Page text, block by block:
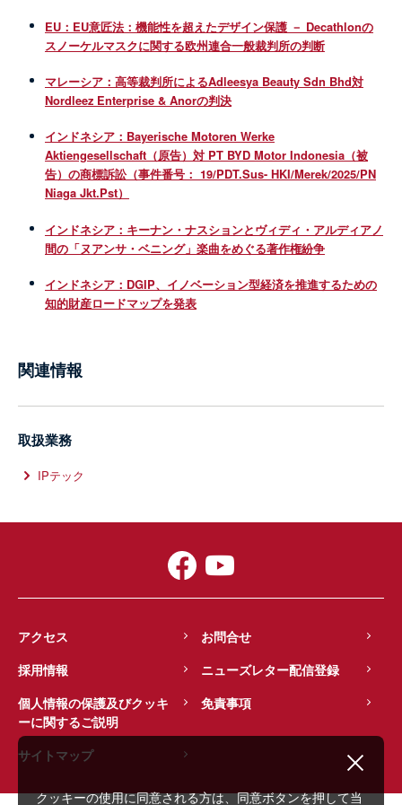
EU：EU意匠法：機能性を超えたデザイン保護 － Decathlonの
スノーケルマスクに関する欧州連合一般裁判所の判断
マレーシア：高等裁判所によるAdleesya Beauty Sdn Bhd対
Nordleez Enterprise & Anorの判決
インドネシア：Bayerische Motoren Werke
Aktiengesellschaft（原告）対 PT BYD Motor Indonesia（被
告）の商標訴訟（事件番号： 19/PDT.Sus- HKI/Merek/2025/PN
Niaga Jkt.Pst）
インドネシア：キーナン・ナスションとヴィディ・アルディアノ
間の「ヌアンサ・ベニング」楽曲をめぐる著作権紛争
インドネシア：DGIP、イノベーション型経済を推進するための
知的財産ロードマップを発表
関連情報
取扱業務
IPテック
アクセス
お問合せ
採用情報
ニューズレター配信登録
個人情報の保護及びクッキ
ーに関するご説明
免責事項
サイトマップ
クッキーの使用に同意される方は、同意ボタンを押して当